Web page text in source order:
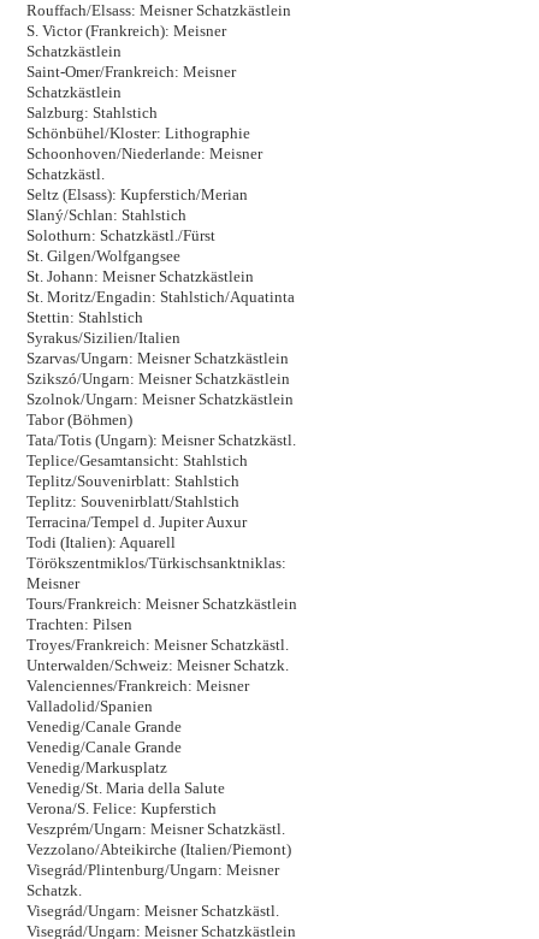
Rouffach/Elsass: Meisner Schatzkästlein
S. Victor (Frankreich): Meisner
Schatzkästlein
Saint-Omer/Frankreich: Meisner
Schatzkästlein
Salzburg: Stahlstich
Schönbühel/Kloster: Lithographie
Schoonhoven/Niederlande: Meisner
Schatzkästl.
Seltz (Elsass): Kupferstich/Merian
Slaný/Schlan: Stahlstich
Solothurn: Schatzkästl./Fürst
St. Gilgen/Wolfgangsee
St. Johann: Meisner Schatzkästlein
St. Moritz/Engadin: Stahlstich/Aquatinta
Stettin: Stahlstich
Syrakus/Sizilien/Italien
Szarvas/Ungarn: Meisner Schatzkästlein
Szikszó/Ungarn: Meisner Schatzkästlein
Szolnok/Ungarn: Meisner Schatzkästlein
Tabor (Böhmen)
Tata/Totis (Ungarn): Meisner Schatzkästl.
Teplice/Gesamtansicht: Stahlstich
Teplitz/Souvenirblatt: Stahlstich
Teplitz: Souvenirblatt/Stahlstich
Terracina/Tempel d. Jupiter Auxur
Todi (Italien): Aquarell
Törökszentmiklos/Türkischsanktniklas:
Meisner
Tours/Frankreich: Meisner Schatzkästlein
Trachten: Pilsen
Troyes/Frankreich: Meisner Schatzkästl.
Unterwalden/Schweiz: Meisner Schatzk.
Valenciennes/Frankreich: Meisner
Valladolid/Spanien
Venedig/Canale Grande
Venedig/Canale Grande
Venedig/Markusplatz
Venedig/St. Maria della Salute
Verona/S. Felice: Kupferstich
Veszprém/Ungarn: Meisner Schatzkästl.
Vezzolano/Abteikirche (Italien/Piemont)
Visegrád/Plintenburg/Ungarn: Meisner
Schatzk.
Visegrád/Ungarn: Meisner Schatzkästl.
Visegrád/Ungarn: Meisner Schatzkästlein